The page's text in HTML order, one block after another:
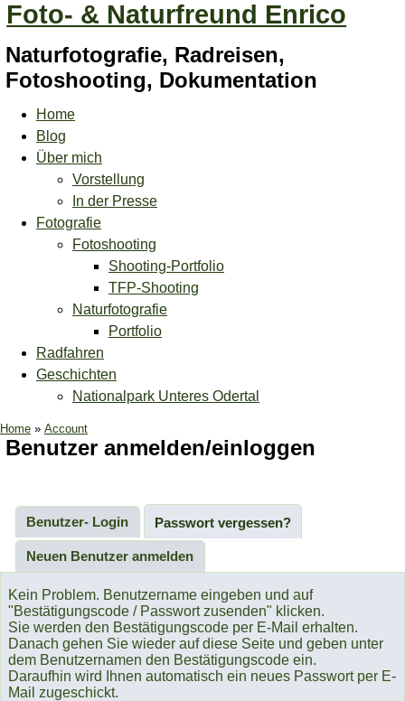
Foto- & Naturfreund Enrico
Naturfotografie, Radreisen,
Fotoshooting, Dokumentation
Home
Blog
Über mich
Vorstellung
In der Presse
Fotografie
Fotoshooting
Shooting-Portfolio
TFP-Shooting
Naturfotografie
Portfolio
Radfahren
Geschichten
Nationalpark Unteres Odertal
Home » Account
Benutzer anmelden/einloggen
Benutzer- Login Passwort vergessen?
Neuen Benutzer anmelden
Kein Problem. Benutzername eingeben und auf
"Bestätigungscode / Passwort zusenden" klicken.
Sie werden den Bestätigungscode per E-Mail erhalten.
Danach gehen Sie wieder auf diese Seite und geben unter
dem Benutzernamen den Bestätigungscode ein.
Daraufhin wird Ihnen automatisch ein neues Passwort per E-
Mail zugeschickt.